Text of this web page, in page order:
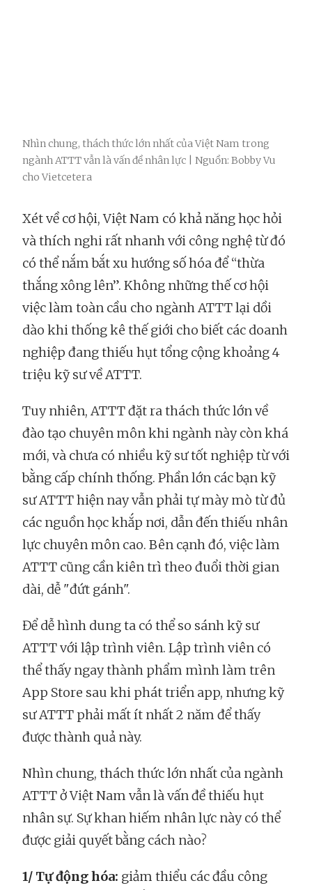
Nhìn chung, thách thức lớn nhất của Việt Nam trong
ngành ATTT vẫn là vấn đề nhân lực | Nguồn: Bobby Vu
cho Vietcetera
Xét về cơ hội, Việt Nam có khả năng học hỏi
và thích nghi rất nhanh với công nghệ từ đó
có thể nắm bắt xu hướng số hóa để “thừa
thắng xông lên”. Không những thế cơ hội
việc làm toàn cầu cho ngành ATTT lại dồi
dào khi thống kê thế giới cho biết các doanh
nghiệp đang thiếu hụt tổng cộng khoảng 4
triệu kỹ sư về ATTT.
Tuy nhiên, ATTT đặt ra thách thức lớn về
đào tạo chuyên môn khi ngành này còn khá
mới, và chưa có nhiều kỹ sư tốt nghiệp từ với
bằng cấp chính thống. Phần lớn các bạn kỹ
sư ATTT hiện nay vẫn phải tự mày mò từ đủ
các nguồn học khắp nơi, dẫn đến thiếu nhân
lực chuyên môn cao. Bên cạnh đó, việc làm
ATTT cũng cần kiên trì theo đuổi thời gian
dài, dễ "đứt gánh".
Để dễ hình dung ta có thể so sánh kỹ sư
ATTT với lập trình viên. Lập trình viên có
thể thấy ngay thành phẩm mình làm trên
App Store sau khi phát triển app, nhưng kỹ
sư ATTT phải mất ít nhất 2 năm để thấy
được thành quả này.
Nhìn chung, thách thức lớn nhất của ngành
ATTT ở Việt Nam vẫn là vấn đề thiếu hụt
nhân sự. Sự khan hiếm nhân lực này có thể
được giải quyết bằng cách nào?
1/ Tự động hóa: giảm thiểu các đầu công